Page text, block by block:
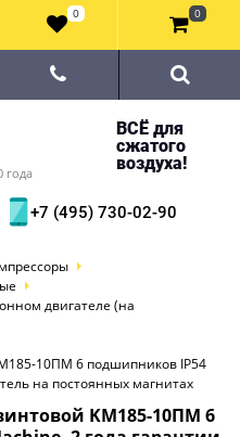
года
ВСЁ для
сжатого
воздуха!
+7 (495) 730-02-90
двигателе (на
10ПМ 6 подшипников IP54
на постоянных магнитах
KM185-10ПМ 6
0 0